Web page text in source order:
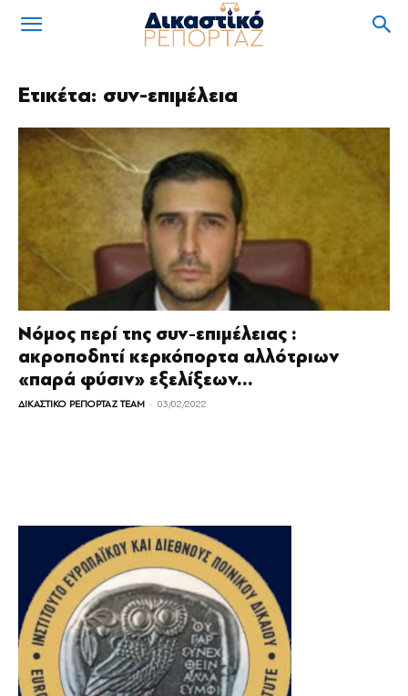
Ετικέτα: συν-επιμέλεια
Νόμος περί της συν-επιμέλειας :
ακροποδητί κερκόπορτα αλλότριων
«παρά φύσιν» εξελίξεων...
ΔΙΚΑΣΤΙΚΟ ΡΕΠΟΡΤΑΖ TEAM - 03/02/2022